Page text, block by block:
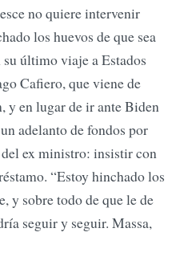
no quiere intervenir
los huevos de que sea
su último viaje a Estados
Cafiero, que viene de
y en lugar de ir ante Biden
adelanto de fondos por
ex ministro: insistir con
“Estoy hinchado los
y sobre todo de que le de
seguir y seguir. Massa,